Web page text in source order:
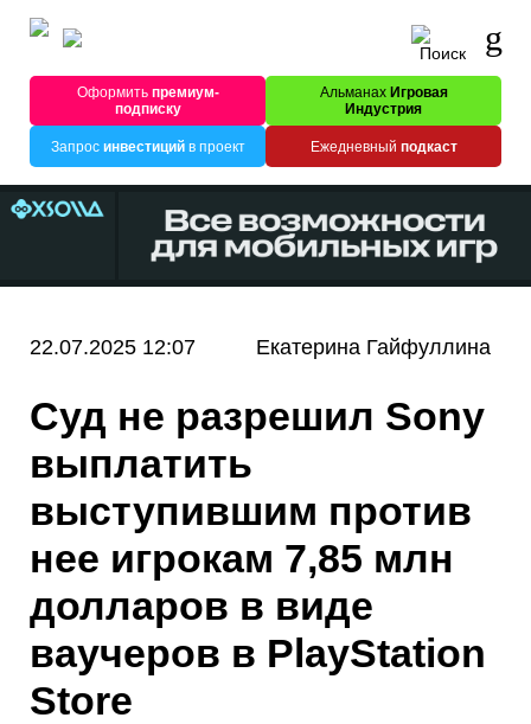
Оформитьпремиум-
подписку
Альманах Игровая
Индустрия
Запрос инвестицийв проект Ежедневный подкаст
22.07.2025 12:07 Екатерина Гайфуллина
Суд не разрешил Sony
выплатить
выступившим против
нее игрокам 7,85 млн
долларов в виде
ваучеров в PlayStation
Store